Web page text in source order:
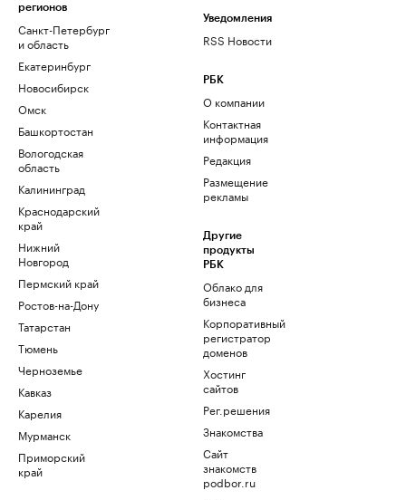
регионов
Санкт-Петербург
и область
Екатеринбург
Новосибирск
Омск
Башкортостан
Вологодская
область
Калининград
Краснодарский
край
Нижний
Новгород
Пермский край
Ростов-на-Дону
Татарстан
Тюмень
Черноземье
Кавказ
Карелия
Мурманск
Приморский
край
Уведомления
RSS Новости
РБК
О компании
Контактная
информация
Редакция
Размещение
рекламы
Другие
продукты
РБК
Облако для
бизнеса
Корпоративный
регистратор
доменов
Хостинг
сайтов
Рег.решения
Знакомства
Сайт
знакомств
podbor.ru